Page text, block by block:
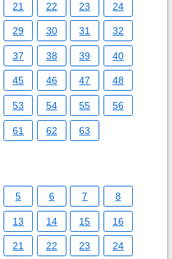
21 22 23 24
29 30 31 32
37 38 39 40
45 46 47 48
53 54 55 56
61 62 63
5 6 7 8
13 14 15 16
21 22 23 24